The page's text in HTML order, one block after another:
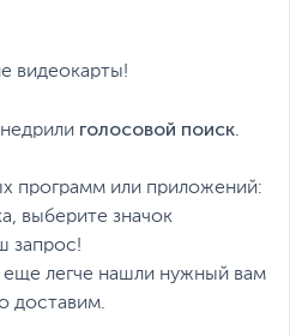
видеокарты!
голосовой поиск.
программ или приложений:
выберите значок
запрос!
легче нашли нужный вам
доставим.